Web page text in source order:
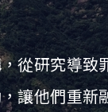
從研究導
讓他們重新